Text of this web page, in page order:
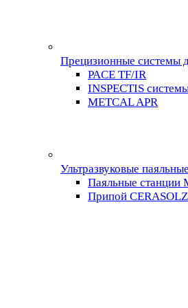
Прецизионные системы
PACE TF/IR
INSPECTIS
METCAL APR
Ультразвуковые
Паяльные станции
Припой